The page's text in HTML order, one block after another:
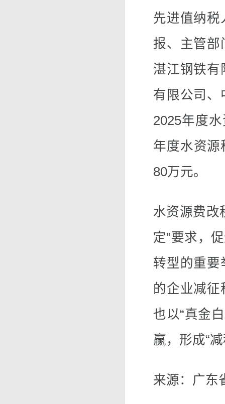
先进值纳税
报、主管部
湛江钢铁有
有限公司、
2025年度
年度水资源
80万元。
水资源费改
定”要求，
转型的重要
的企业减
也以“真金
赢，形成“
来源：广东